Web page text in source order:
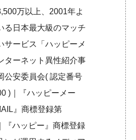
万以上、2001年よ
る日本最大級のマッチ
サービス「ハッピーメ
ターネット異性紹介事
公安委員会( 認定番号
)｜『ハッピーメー
』商標登録第
『ハッピー』商標登録